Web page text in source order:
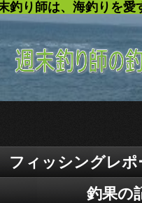
釣り師は、海釣りを愛
フィッシングレポ
釣果の